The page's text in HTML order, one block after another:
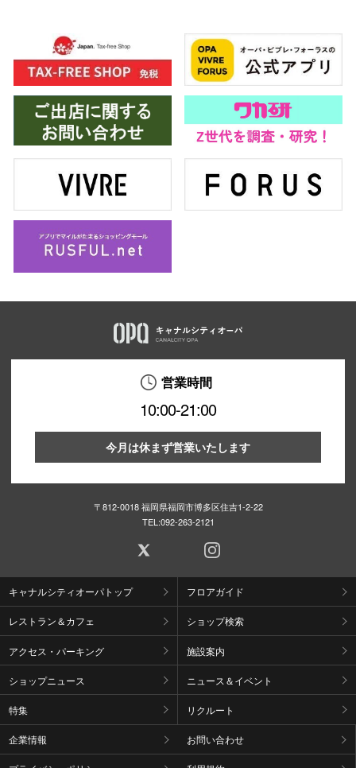
営業時間
10:00-21:00
今月は休まず営業いたします
〒812-0018 福岡県福岡市博多区住吉1-2-22
TEL:092-263-2121
キャナルシティオーパトップ フロアガイド
レストラン＆カフェ ショップ検索
アクセス・パーキング 施設案内
ショップニュース ニュース＆イベント
特集 リクルート
企業情報 お問い合わせ